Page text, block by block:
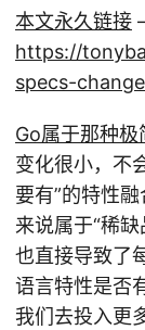
本文永久链接
https://
specs-
Go属于那种极
变化很小，不
要有”的特性
来说属于“稀缺
也直接导致了
语言特性是否
我们去投入更